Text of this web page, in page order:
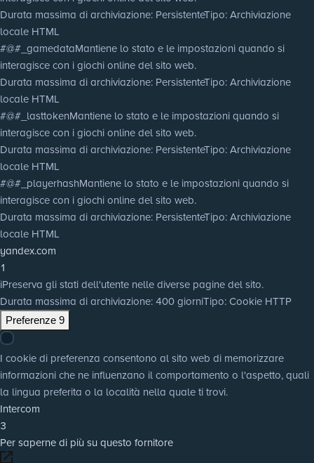
Durata massima di archiviazione: PersistenteTipo: Archiviazione
locale HTML
#@#_gamedataMantiene lo stato e le impostazioni quando si
interagisce con i giochi online del sito web.
Durata massima di archiviazione: PersistenteTipo: Archiviazione
locale HTML
#@#_lasttokenMantiene lo stato e le impostazioni quando si
interagisce con i giochi online del sito web.
Durata massima di archiviazione: PersistenteTipo: Archiviazione
locale HTML
#@#_playerhashMantiene lo stato e le impostazioni quando si
interagisce con i giochi online del sito web.
Durata massima di archiviazione: PersistenteTipo: Archiviazione
locale HTML
yandex.com
1
iPreserva gli stati dell'utente nelle diverse pagine del sito.
Durata massima di archiviazione: 400 giorniTipo: Cookie HTTP
Preferenze 9
I cookie di preferenza consentono al sito web di memorizzare
informazioni che ne influenzano il comportamento o l'aspetto, quali
la lingua preferita o la località nella quale ti trovi.
Intercom
3
Per saperne di più su questo fornitore